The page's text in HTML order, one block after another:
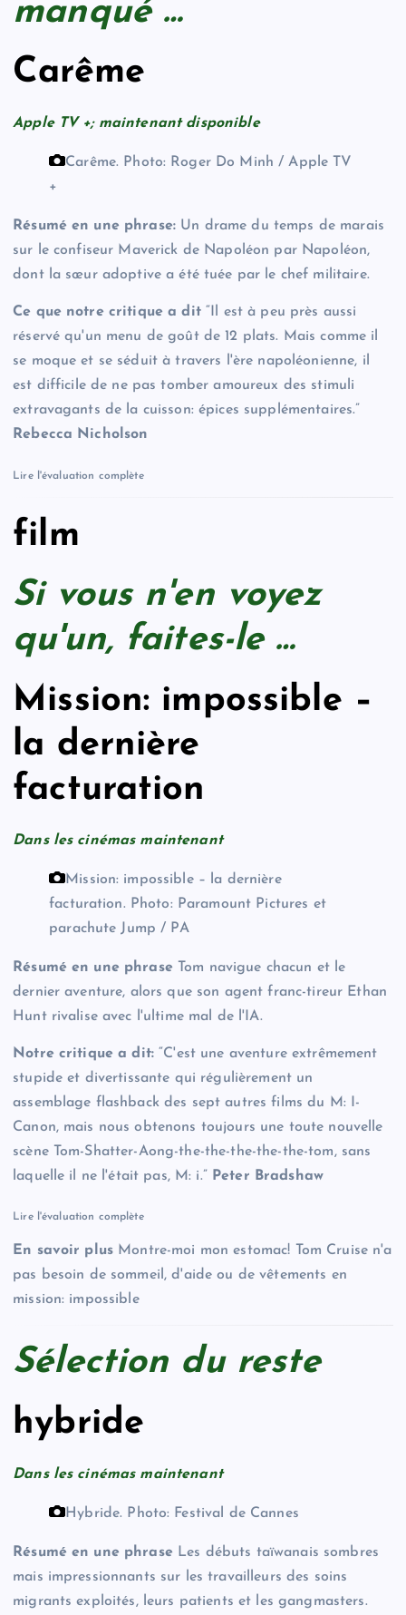
manqué …
Carême
Apple TV +; maintenant disponible
Carême. Photo: Roger Do Minh / Apple TV
+
Résumé en une phrase: Un drame du temps de marais
sur le confiseur Maverick de Napoléon par Napoléon,
dont la sœur adoptive a été tuée par le chef militaire.
Ce que notre critique a dit“Il est à peu près aussi
réservé qu'un menu de goût de 12 plats. Mais comme il
se moque et se séduit à travers l'ère napoléonienne, il
est difficile de ne pas tomber amoureux des stimuli
extravagants de la cuisson: épices supplémentaires.”
Rebecca Nicholson
Lire l'évaluation complète
film
Si vous n'en voyez
qu'un, faites-le …
Mission: impossible –
la dernière
facturation
Dans les cinémas maintenant
Mission: impossible – la dernière
facturation. Photo: Paramount Pictures et
parachute Jump / PA
Résumé en une phraseTom navigue chacun et le
dernier aventure, alors que son agent franc-tireur Ethan
Hunt rivalise avec l'ultime mal de l'IA.
Notre critique a dit: “C'est une aventure extrêmement
stupide et divertissante qui régulièrement un
assemblage flashback des sept autres films du M: I-
Canon, mais nous obtenons toujours une toute nouvelle
scène Tom-Shatter-Aong-the-the-the-the-the-tom, sans
laquelle il ne l'était pas, M: i.”
Peter Bradshaw
Lire l'évaluation complète
En savoir plus Montre-moi mon estomac! Tom Cruise n'a
pas besoin de sommeil, d'aide ou de vêtements en
mission: impossible
Sélection du reste
hybride
Dans les cinémas maintenant
Hybride. Photo: Festival de Cannes
Résumé en une phraseLes débuts taïwanais sombres
mais impressionnants sur les travailleurs des soins
migrants exploités, leurs patients et les gangmasters.